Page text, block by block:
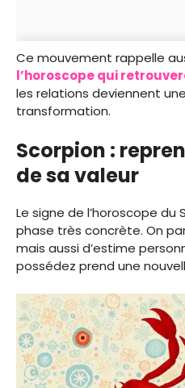
Ce mouvement rappelle
l’horoscope qui
les relations deviennent
transformation.
Scorpion :
de sa valeur
Le signe de l’horoscope du
phase très concrète. On
mais aussi d’estime
possédez prend une